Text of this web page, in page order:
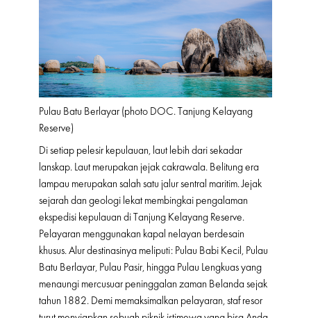
Pulau Batu Berlayar (photo DOC. Tanjung Kelayang
Reserve)
Di setiap pelesir kepulauan, laut lebih dari sekadar
lanskap. Laut merupakan jejak cakrawala. Belitung era
lampau merupakan salah satu jalur sentral maritim. Jejak
sejarah dan geologi lekat membingkai pengalaman
ekspedisi kepulauan di Tanjung Kelayang Reserve.
Pelayaran menggunakan kapal nelayan berdesain
khusus. Alur destinasinya meliputi: Pulau Babi Kecil, Pulau
Batu Berlayar, Pulau Pasir, hingga Pulau Lengkuas yang
menaungi mercusuar peninggalan zaman Belanda sejak
tahun 1882. Demi memaksimalkan pelayaran, staf resor